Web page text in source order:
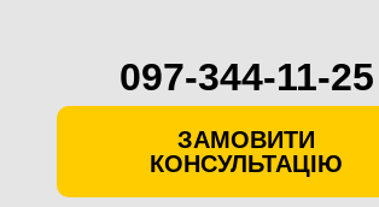
097-344-11-25
ЗАМОВИТИ
КОНСУЛЬТАЦІЮ